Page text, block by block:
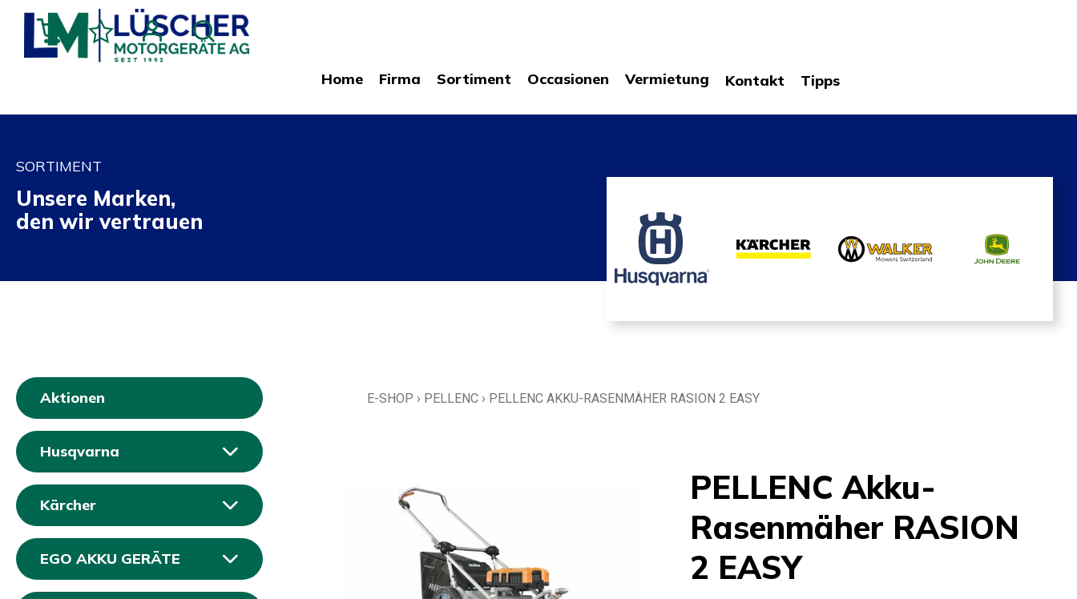
Home Firma Sortiment Occasionen Vermietung Kontakt Tipps
SORTIMENT
Unsere Marken,
den wir vertrauen
Aktionen
Husqvarna
Kärcher
EGO AKKU GERÄTE
E-SHOP › PELLENC › PELLENC AKKU-RASENMÄHER RASION 2 EASY
PELLENC Akku-
Rasenmäher RASION
2 EASY